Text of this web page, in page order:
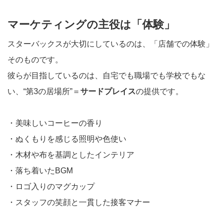
マーケティングの主役は「体験」
スターバックスが大切にしているのは、「店舗での体験」
そのものです。
彼らが目指しているのは、自宅でも職場でも学校でもな
い、“第3の居場所”＝ サードプレイスの提供です。
・美味しいコーヒーの香り
・ぬくもりを感じる照明や色使い
・木材や布を基調としたインテリア
・落ち着いたBGM
・ロゴ入りのマグカップ
・スタッフの笑顔と一貫した接客マナー